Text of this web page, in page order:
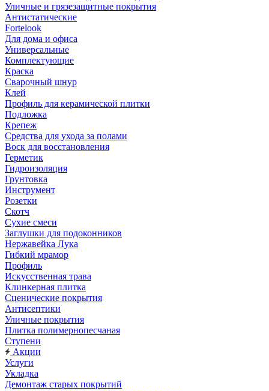
Уличные и грязезащитные покрытия
Антистатические
Fortelook
Для дома и офиса
Универсальные
Комплектующие
Краска
Сварочный шнур
Клей
Профиль для керамической плитки
Подложка
Крепеж
Средства для ухода за полами
Воск для восстановления
Герметик
Гидроизоляция
Грунтовка
Инструмент
Розетки
Скотч
Сухие смеси
Заглушки для подоконников
Нержавейка Лука
Гибкий мрамор
Профиль
Искусственная трава
Клинкерная плитка
Сценические покрытия
Антисептики
Уличные покрытия
Плитка полимернопесчаная
Ступени
Акции
Услуги
Укладка
Демонтаж старых покрытий